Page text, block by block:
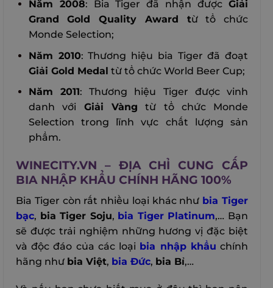
Năm 2008: Bia Tiger đã nhận đượcGiải
Grand Gold Quality Award từ tổ chức
Monde Selection;
Năm 2010: Thương hiệu bia Tiger đã đoạt
Giải Gold Medal từ tổ chức World Beer Cup;
Năm 2011: Thương hiệu Tiger được vinh
danh với Giải Vàng từ tổ chức Monde
Selection trong lĩnh vực chất lượng sản
phẩm.
WINECITY.VN – ĐỊA CHỈ CUNG CẤP
BIA NHẬP KHẨU CHÍNH HÃNG 100%
Bia Tiger còn rất nhiều loại khác như bia Tiger
bạc, bia Tiger Soju, bia Tiger Platinum,… Bạn
sẽ được trải nghiệm những hương vị đặc biệt
và độc đáo của các loại bia nhập khẩu chính
hãng như bia Việt, bia Đức, bia Bỉ,…